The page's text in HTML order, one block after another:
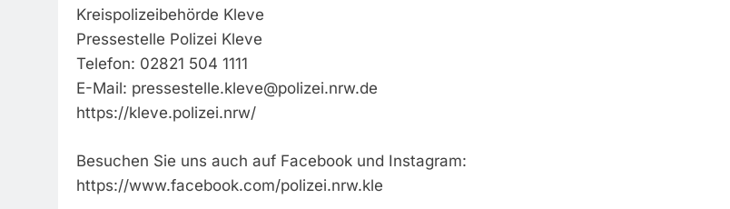
Kreispolizeibehörde Kleve
Pressestelle Polizei Kleve
Telefon: 02821 504 1111
E-Mail: pressestelle.kleve@polizei.nrw.de
https://kleve.polizei.nrw/
Besuchen Sie uns auch auf Facebook und Instagram:
https://www.facebook.com/polizei.nrw.kle